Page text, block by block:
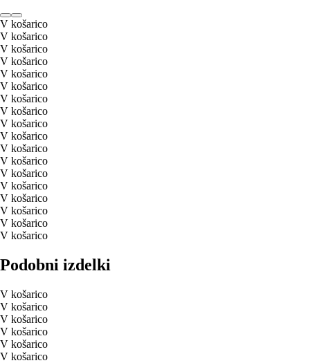
V košarico
V košarico
V košarico
V košarico
V košarico
V košarico
V košarico
V košarico
V košarico
V košarico
V košarico
V košarico
V košarico
V košarico
V košarico
V košarico
V košarico
V košarico
Podobni izdelki
V košarico
V košarico
V košarico
V košarico
V košarico
V košarico